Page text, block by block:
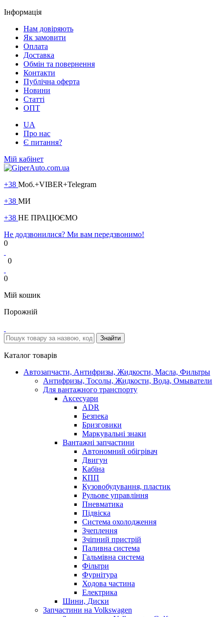
Інформація
Нам довіряють
Як замовити
Оплата
Доставка
Обмін та повернення
Контакти
Публічна оферта
Новини
Статті
ОПТ
UA
Про нас
Є питання?
Мій кабінет
+38 Моб.+VIBER+Telegram
+38 МИ
+38 НЕ ПРАЦЮЄМО
Не додзвонилися? Ми вам передзвонимо!
0
0
0
Мій кошик
Порожній
Каталог товарів
Автозапчасти, Антифризы, Жидкости, Масла, Фильтры
Антифризы, Тосолы, Жидкости, Вода, Омыватели
Для вантажного транспорту
Аксесуари
ADR
Безпека
Бризговики
Маркувальні знаки
Вантажні запчастини
Автономний обігрівач
Двигун
Кабіна
КПП
Кузовобудування, пластик
Рульове управління
Пневматика
Підвіска
Система охолодження
Зчеплення
Зчіпний пристрій
Паливна система
Гальмівна система
Фільтри
Фурнітура
Ходова частина
Електрика
Шини, Диски
Запчастини на Volkswagen